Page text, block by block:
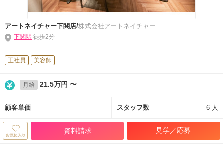
アートネイチャー下関店/株式会社アートネイチャー
下関駅 徒歩2分
正社員 美容師
月給 21.5万円 〜
顧客単価 スタッフ数 6 人
資料請求 見学／応募